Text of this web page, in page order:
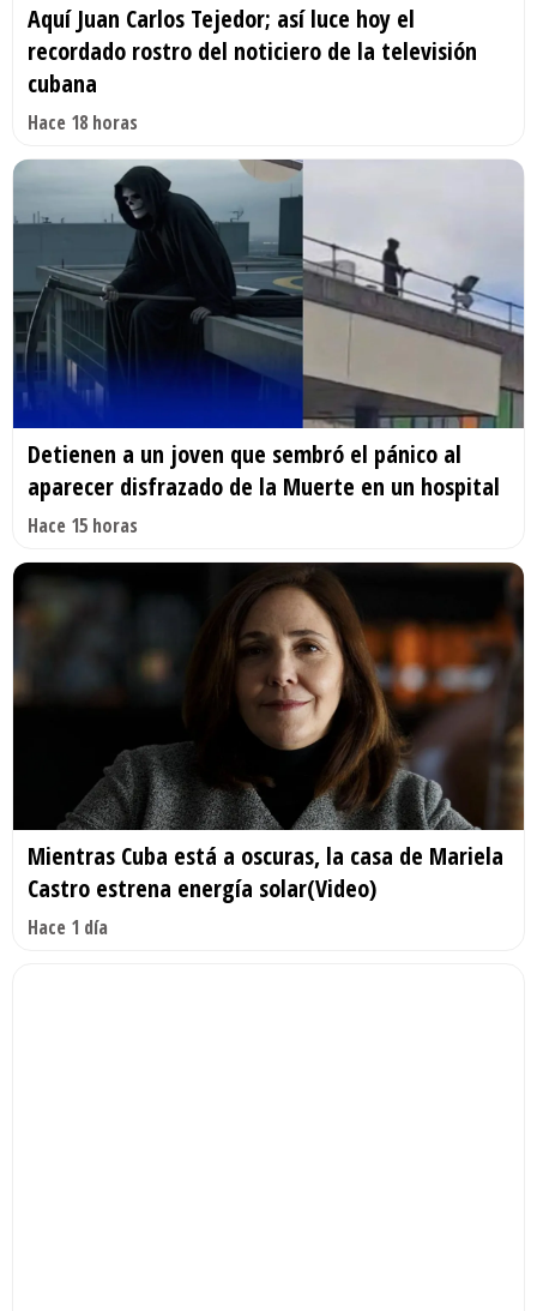
Aquí Juan Carlos Tejedor; así luce hoy el
recordado rostro del noticiero de la televisión
cubana
Hace 18 horas
Detienen a un joven que sembró el pánico al
aparecer disfrazado de la Muerte en un hospital
Hace 15 horas
Mientras Cuba está a oscuras, la casa de Mariela
Castro estrena energía solar(Video)
Hace 1 día